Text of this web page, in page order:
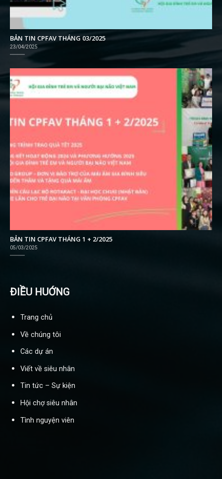
BẢN TIN CPFAV THÁNG 03/2025
23/04/2025
BẢN TIN CPFAV THÁNG 1 + 2/2025
05/03/2025
ĐIỀU HUỚNG
Trang chủ
Về chúng tôi
Các dự án
Viết về siêu nhân
Tin tức – Sự kiện
Hội chợ siêu nhân
Tình nguyện viên